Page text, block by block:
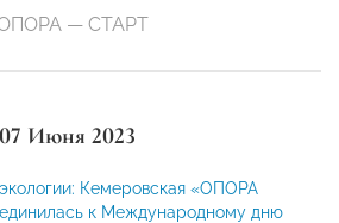
— СТАРТ
07 Июня 2023
Кемеровская «ОПОРА
к Международному дню